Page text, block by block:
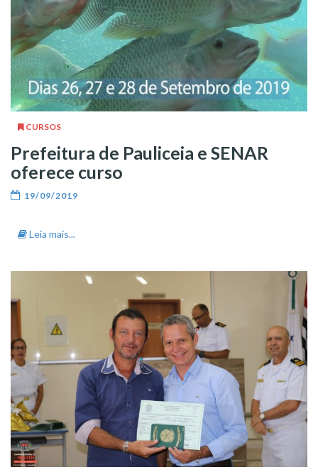
CURSOS
Prefeitura de Pauliceia e SENAR
oferece curso
19/09/2019
Leia mais...